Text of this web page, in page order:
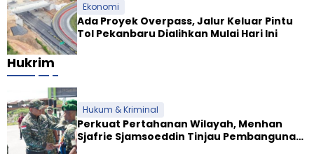
Ekonomi
Ada Proyek Overpass, Jalur Keluar Pintu
Tol Pekanbaru Dialihkan Mulai Hari Ini
Hukrim
Hukum & Kriminal
Perkuat Pertahanan Wilayah, Menhan
Sjafrie Sjamsoeddin Tinjau Pembangunan